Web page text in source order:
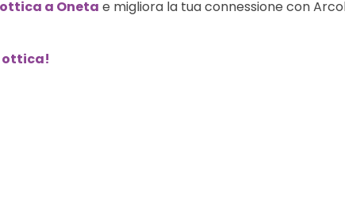
a Oneta e migliora la tua connessione con
ottica!